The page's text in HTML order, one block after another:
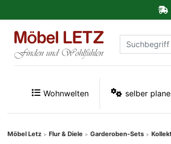
Wohnwelten selber
Möbel Letz > Flur & Diele > Garderoben-Sets >
Kundenmeinungen
PREMIUM
Schnell